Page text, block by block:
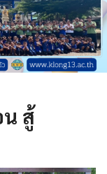
สู้